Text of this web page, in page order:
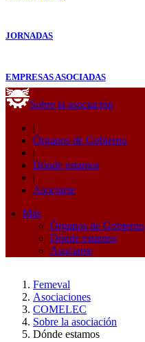
JORNADAS
EMPRESAS ASOCIADAS
Sobre la asociación
Órganos de Gobierno
Dónde estamos
Asociarse
Más
Órganos de Gobierno
Dónde estamos
Asociarse
Femeval
Asociaciones
COMELEC
Sobre la asociación
Dónde estamos